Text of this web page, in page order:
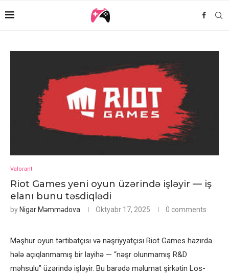
Valorant
Riot Games yeni oyun üzərində işləyir — iş
elanı bunu təsdiqlədi
by Nigar Məmmədova Oktyabr 17, 2025 0 comments
Məşhur oyun tərtibatçısı və nəşriyyatçısı Riot Games hazırda
hələ açıqlanmamış bir layihə — “nəşr olunmamış R&D
məhsulu” üzərində işləyir. Bu barədə məlumat şirkətin Los-